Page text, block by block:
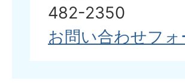
482-2350
お問い合わせフ